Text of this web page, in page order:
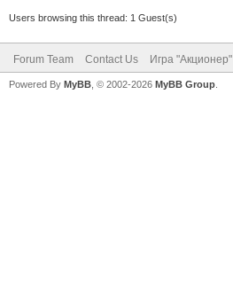
Users browsing this thread: 1 Guest(s)
Forum Team Contact Us Игра "Акционер"
Powered By MyBB , © 2002-2026 MyBB Group